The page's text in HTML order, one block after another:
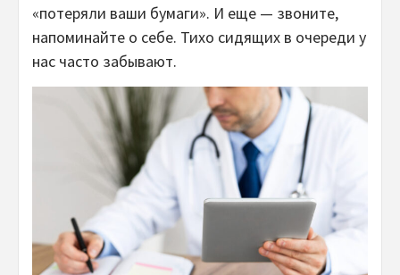
«потеряли ваши бумаги». И еще — звоните,
напоминайте о себе. Тихо сидящих в очереди у
нас часто забывают.